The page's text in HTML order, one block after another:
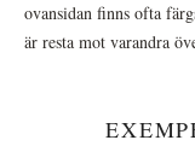
ovansidan finns ofta
är resta mot varandra